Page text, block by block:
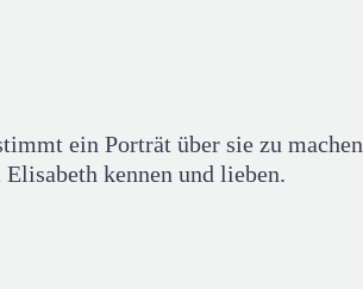
ein Porträt über sie zu
kennen und lieben.